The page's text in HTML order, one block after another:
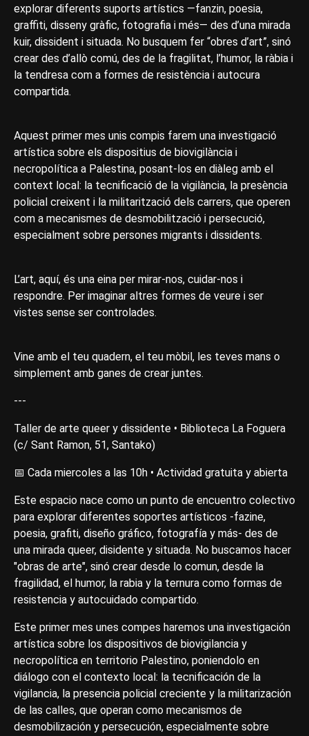
explorar diferents suports artístics —fanzin, poesia,
graffiti, disseny gràfic, fotografia i més— des d’una mirada
kuir, dissident i situada. No busquem fer “obres d’art”, sinó
crear des d’allò comú, des de la fragilitat, l’humor, la ràbia i
la tendresa com a formes de resistència i autocura
compartida.
Aquest primer mes unis compis farem una investigació
artística sobre els dispositius de biovigilància i
necropolítica a Palestina, posant-los en diàleg amb el
context local: la tecnificació de la vigilància, la presència
policial creixent i la militarització dels carrers, que operen
com a mecanismes de desmobilització i persecució,
especialment sobre persones migrants i dissidents.
L’art, aquí, és una eina per mirar-nos, cuidar-nos i
respondre. Per imaginar altres formes de veure i ser
vistes sense ser controlades.
Vine amb el teu quadern, el teu mòbil, les teves mans o
simplement amb ganes de crear juntes.
---
Taller de arte queer y dissidente • Biblioteca La Foguera
(c/ Sant Ramon, 51, Santako)
📅 Cada miercoles a las 10h • Actividad gratuita y abierta
Este espacio nace como un punto de encuentro colectivo
para explorar diferentes soportes artísticos -fazine,
poesia, grafiti, diseño gráfico, fotografía y más- des de
una mirada queer, disidente y situada. No buscamos hacer
"obras de arte", sinó crear desde lo comun, desde la
fragilidad, el humor, la rabia y la ternura como formas de
resistencia y autocuidado compartido.
Este primer mes unes compes haremos una investigación
artística sobre los dispositivos de biovigilancia y
necropolítica en territorio Palestino, poniendolo en
diálogo con el contexto local: la tecnificación de la
vigilancia, la presencia policial creciente y la militarización
de las calles, que operan como mecanismos de
desmobilización y persecución, especialmente sobre